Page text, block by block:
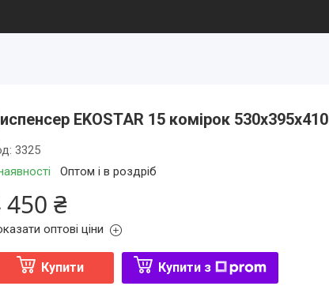
EKOSTAR 15 комірок 530х395х410
Оптом і в роздріб
3325
450 ₴
оптові ціни
Купити Купити з